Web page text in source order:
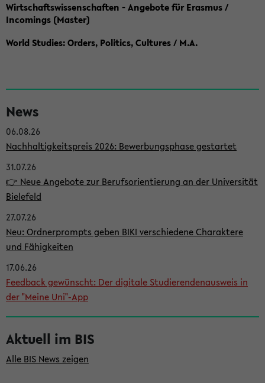
Wirtschaftswissenschaften - Angebote für Erasmus /
Incomings (Master)
World Studies: Orders, Politics, Cultures / M.A.
e
i
t
e
n
l
e
i
s
t
e
News
06.08.26
Nachhaltigkeitspreis 2026: Bewerbungsphase gestartet
31.07.26
👉 Neue Angebote zur Berufsorientierung an der Universität
Bielefeld
27.07.26
Neu: Ordnerprompts geben BIKI verschiedene Charaktere
und Fähigkeiten
17.06.26
Feedback gewünscht: Der digitale Studierendenausweis in
der "Meine Uni"-App
Aktuell im BIS
Alle BIS News zeigen